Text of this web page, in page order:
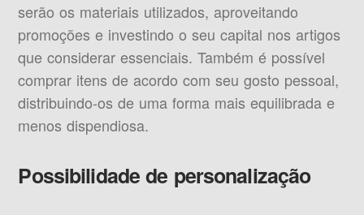
serão os materiais utilizados, aproveitando
promoções e investindo o seu capital nos artigos
que considerar essenciais. Também é possível
comprar itens de acordo com seu gosto pessoal,
distribuindo-os de uma forma mais equilibrada e
menos dispendiosa.
Possibilidade de personalização